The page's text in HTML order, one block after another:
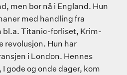
men bor nå i England. Hun
med handling fra
bl.a. Titanic-forliset, Krim-
revolusjon. Hun har
i London. Hennes
gode og onde dager, kom